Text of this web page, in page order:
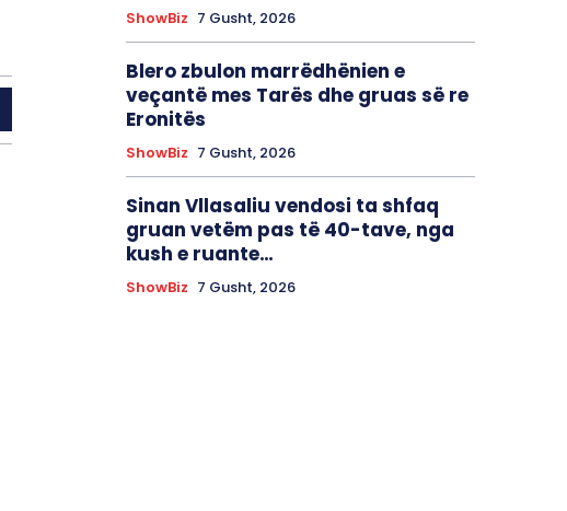
ShowBiz 7 Gusht, 2026
Blero zbulon marrëdhënien e
veçantë mes Tarës dhe gruas së re
Eronitës
ShowBiz 7 Gusht, 2026
Sinan Vllasaliu vendosi ta shfaq
gruan vetëm pas të 40-tave, nga
kush e ruante…
ShowBiz 7 Gusht, 2026